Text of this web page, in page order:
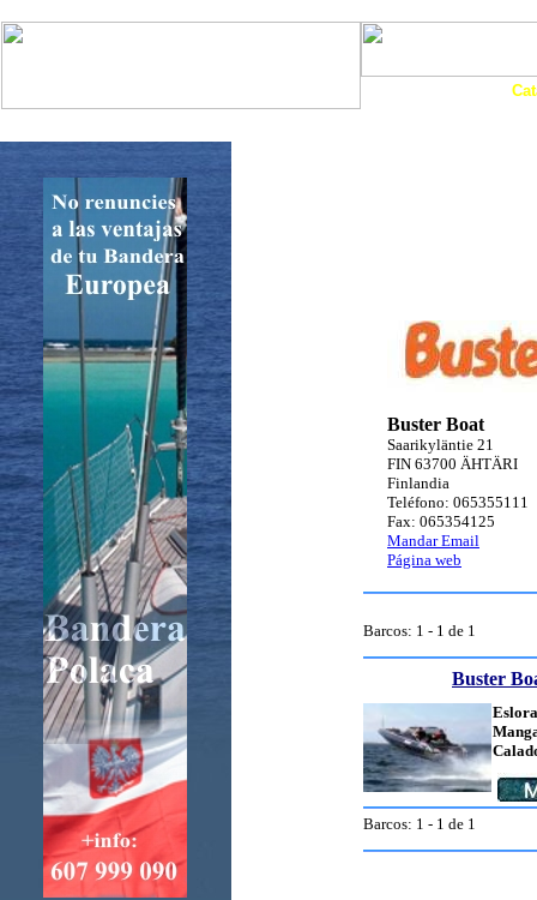
Buster Boat
Saarikyläntie 21
FIN 63700 ÄHTÄRI
Finlandia
Teléfono: 065355111
Fax: 065354125
Mandar Email
Página web
Barcos: 1 - 1 de 1
Buster
Barcos: 1 - 1 de 1